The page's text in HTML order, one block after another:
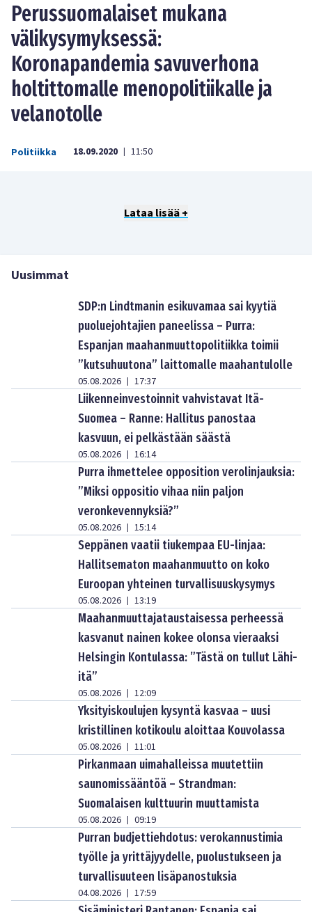
Perussuomalaiset mukana
välikysymyksessä:
Koronapandemia savuverhona
holtittomalle menopolitiikalle ja
velanotolle
Politiikka 18.09.2020 | 11:50
Lataa lisää +
Uusimmat
SDP:n Lindtmanin esikuvamaa sai kyytiä
puoluejohtajien paneelissa – Purra:
Espanjan maahanmuuttopolitiikka toimii
”kutsuhuutona” laittomalle maahantulolle
05.08.2026 | 17:37
Liikenneinvestoinnit vahvistavat Itä-
Suomea – Ranne: Hallitus panostaa
kasvuun, ei pelkästään säästä
05.08.2026 | 16:14
Purra ihmettelee opposition verolinjauksia:
”Miksi oppositio vihaa niin paljon
veronkevennyksiä?”
05.08.2026 | 15:14
Seppänen vaatii tiukempaa EU-linjaa:
Hallitsematon maahanmuutto on koko
Euroopan yhteinen turvallisuuskysymys
05.08.2026 | 13:19
Maahanmuuttajataustaisessa perheessä
kasvanut nainen kokee olonsa vieraaksi
Helsingin Kontulassa: ”Tästä on tullut Lähi-
itä”
05.08.2026 | 12:09
Yksityiskoulujen kysyntä kasvaa – uusi
kristillinen kotikoulu aloittaa Kouvolassa
05.08.2026 | 11:01
Pirkanmaan uimahalleissa muutettiin
saunomissääntöä – Strandman:
Suomalaisen kulttuurin muuttamista
05.08.2026 | 09:19
Purran budjettiehdotus: verokannustimia
työlle ja yrittäjyydelle, puolustukseen ja
turvallisuuteen lisäpanostuksia
04.08.2026 | 17:59